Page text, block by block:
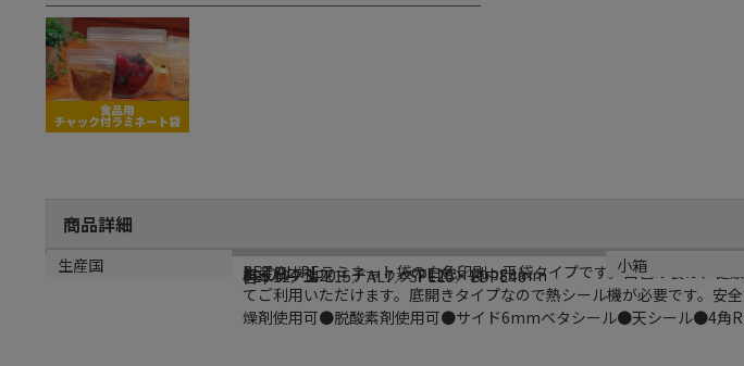
商品詳細
商品説明
PET/AL/PEラミネート袋の白色印刷、平袋タイプです。白色の袋は、健
てご利用いただけます。底開きタイプなので熱シール機が必要です。
燥剤使用可●脱酸素剤使用可●サイド6mmベタシール●天シール●4角
メーカー名
生産日本社
シリーズ名
型番
AL-DW
規格
サイズ
チャック上20＋チャック下120×袋巾85mm
カラー
材質
PET12／SPE15／AL7／SPE15／LDPE40
重量
生産国
日本
小箱